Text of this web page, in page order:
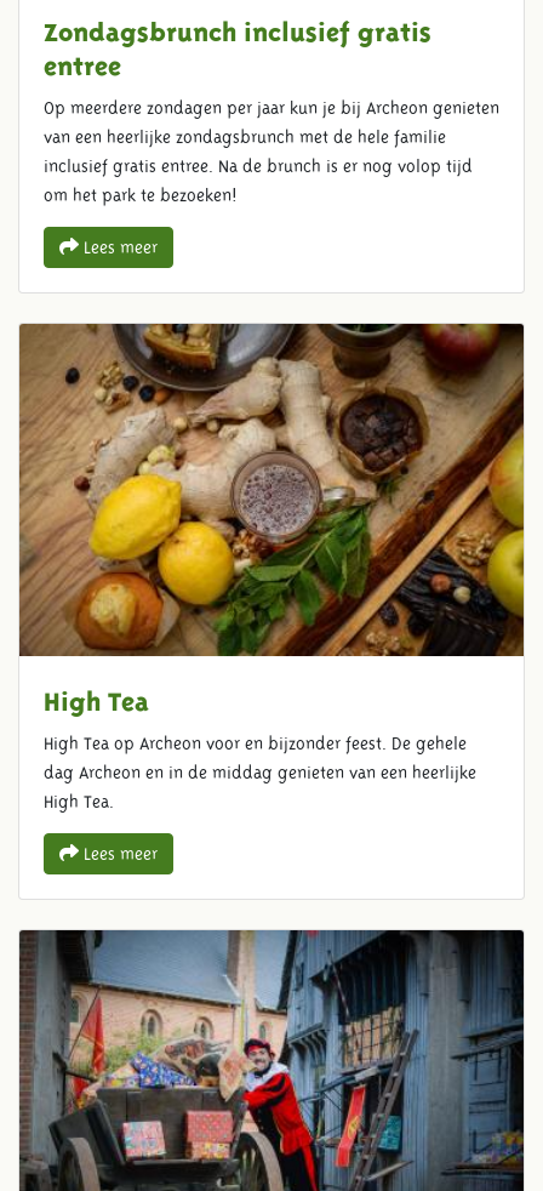
Zondagsbrunch inclusief gratis
entree
Op meerdere zondagen per jaar kun je bij Archeon genieten
van een heerlijke zondagsbrunch met de hele familie
inclusief gratis entree. Na de brunch is er nog volop tijd
om het park te bezoeken!
Lees meer
High Tea
High Tea op Archeon voor en bijzonder feest. De gehele
dag Archeon en in de middag genieten van een heerlijke
High Tea.
Lees meer